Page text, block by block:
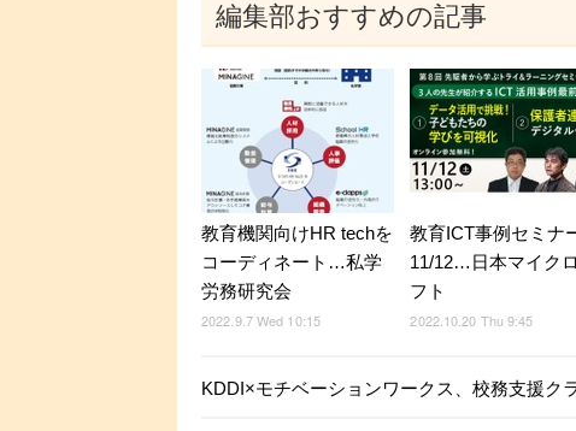
編集部おすすめの記事
教育機関向けHR techを
コーディネート…私学
労務研究会
2022.9.7 Wed 10:15
教育ICT事例セミナ
11/12…日本マイク
フト
2022.10.20 Thu 9:45
KDDI×モチベーションワークス、校務支援ク